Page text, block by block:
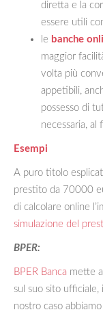
diretta e la
essere utili
le banche
maggior
volta più
appetibili,
possesso di
necessaria,
Esempi
A puro titolo
prestito da 70000
di calcolare online
simulazione del
BPER:
BPER Banca mette
sul suo sito
nostro caso